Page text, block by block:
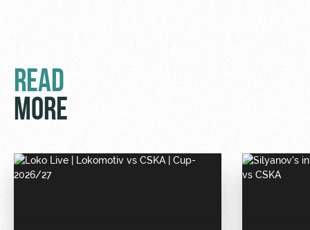
READ
MORE